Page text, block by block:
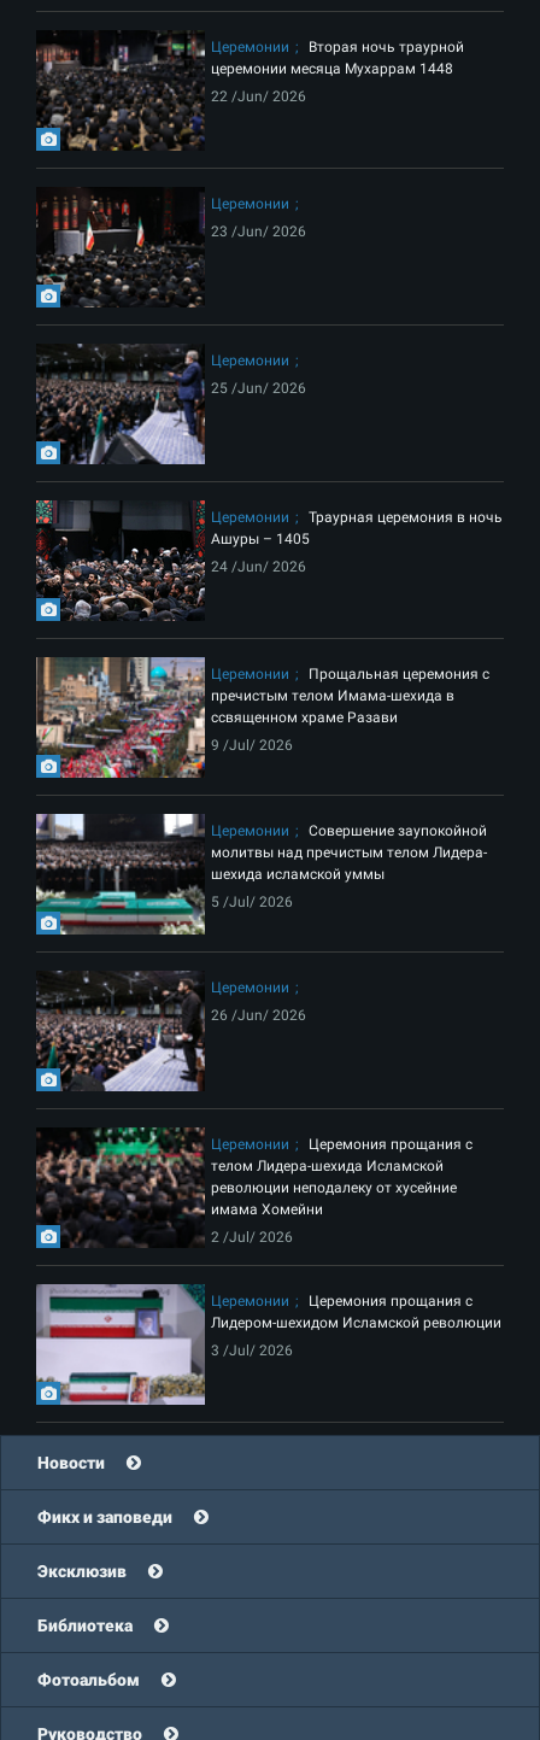
Церемонии
Вторая ночь траурной
церемонии месяца Мухаррам 1448
22 /Jun/ 2026
Церемонии
23 /Jun/ 2026
Церемонии
25 /Jun/ 2026
Церемонии
Траурная церемония в ночь
Ашуры – 1405
24 /Jun/ 2026
Церемонии
Прощальная церемония с
пречистым телом Имама-шехида в
ссвященном храме Разави
9 /Jul/ 2026
Церемонии
Совершение заупокойной
молитвы над пречистым телом Лидера-
шехида исламской уммы
5 /Jul/ 2026
Церемонии
26 /Jun/ 2026
Церемонии
Церемония прощания с
телом Лидера-шехида Исламской
революции неподалеку от хусейние
имама Хомейни
2 /Jul/ 2026
Церемонии
Церемония прощания с
Лидером-шехидом Исламской революции
3 /Jul/ 2026
Новости
Фикх и заповеди
Эксклюзив
Библиотека
Фотоальбом
Руководство